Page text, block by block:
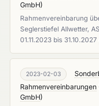
GmbH)
Rahmenvereinbarung
Seglerstiefel Allwetter,
01.11.2023 bis 31.10.2027
2023-02-03
Rahmenvereinbarungen
GmbH)